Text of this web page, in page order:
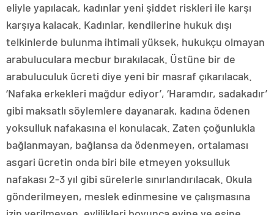
eliyle yapılacak, kadınlar yeni şiddet riskleri ile karşı
karşıya kalacak. Kadınlar, kendilerine hukuk dışı
telkinlerde bulunma ihtimali yüksek, hukukçu olmayan
arabuluculara mecbur bırakılacak. Üstüne bir de
arabuluculuk ücreti diye yeni bir masraf çıkarılacak.
‘Nafaka erkekleri mağdur ediyor’, ‘Haramdır, sadakadır’
gibi maksatlı söylemlere dayanarak, kadına ödenen
yoksulluk nafakasına el konulacak. Zaten çoğunlukla
bağlanmayan, bağlansa da ödenmeyen, ortalaması
asgari ücretin onda biri bile etmeyen yoksulluk
nafakası 2-3 yıl gibi sürelerle sınırlandırılacak. Okula
gönderilmeyen, meslek edinmesine ve çalışmasına